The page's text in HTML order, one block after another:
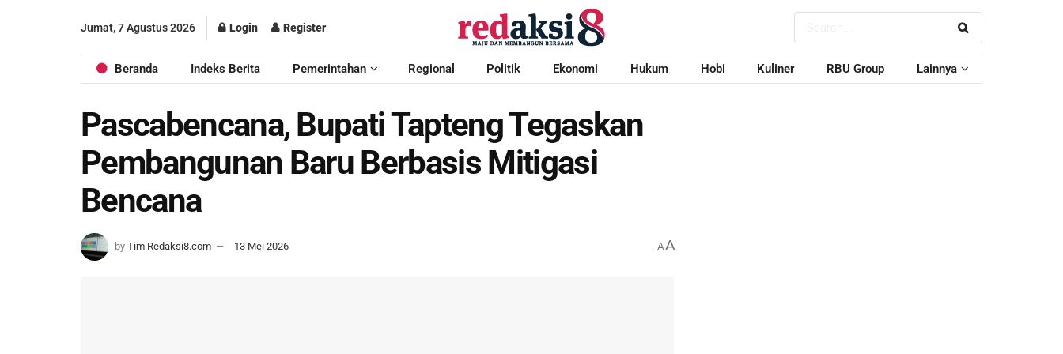
Jumat, 7 Agustus 2026 Login Register
Beranda Indeks Berita Pemerintahan Regional Politik Ekonomi Hukum Hobi Kuliner RBU Group Lainnya
Pascabencana, Bupati Tapteng Tegaskan
Pembangunan Baru Berbasis Mitigasi
Bencana
by Tim Redaksi8.com 13 Mei 2026 AA